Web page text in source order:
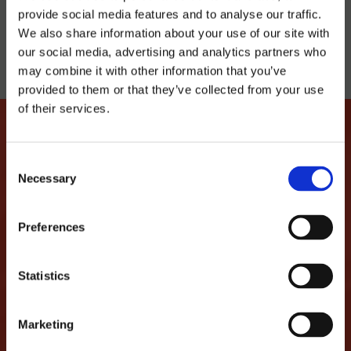
provide social media features and to analyse our traffic.
We also share information about your use of our site with
our social media, advertising and analytics partners who
may combine it with other information that you’ve
provided to them or that they’ve collected from your use
of their services.
Selection
Necessary
Preferences
Statistics
Marketing
FAISONS EN SORTE QUE
CETTE HISTOIRE D'AMOUR
...nous promettons de ne pas vous spammer et
de seulement partager des informations
intéressantes comme des réductions, des